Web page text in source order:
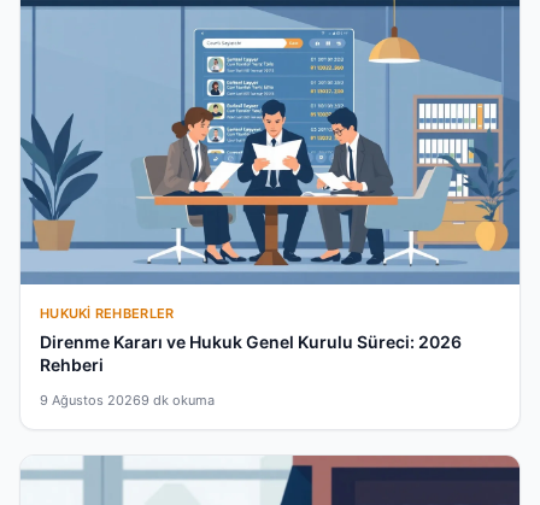
HUKUKI REHBERLER
Direnme Kararı ve Hukuk Genel Kurulu Süreci: 2026
Rehberi
9 Ağustos 20269 dk okuma